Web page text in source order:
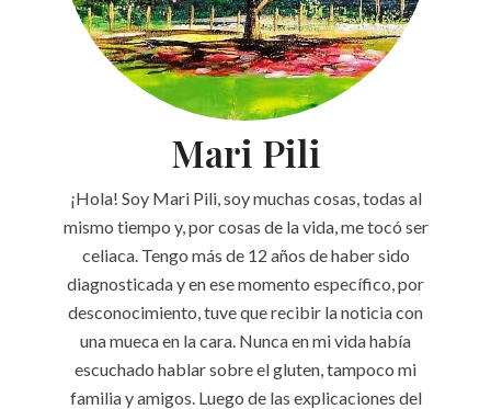
Mari Pili
¡Hola! Soy Mari Pili, soy muchas cosas, todas al
mismo tiempo y, por cosas de la vida, me tocó ser
celiaca. Tengo más de 12 años de haber sido
diagnosticada y en ese momento específico, por
desconocimiento, tuve que recibir la noticia con
una mueca en la cara. Nunca en mi vida había
escuchado hablar sobre el gluten, tampoco mi
familia y amigos. Luego de las explicaciones del